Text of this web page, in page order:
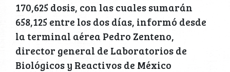
170,625 dosis, con las cuales sumarán
658,125 entre los dos días, informó desde
la terminal aérea Pedro Zenteno,
director general de Laboratorios de
Biológicos y Reactivos de México